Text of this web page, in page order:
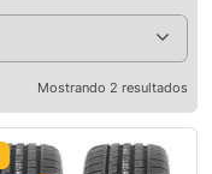
Mostrando 2 resultados